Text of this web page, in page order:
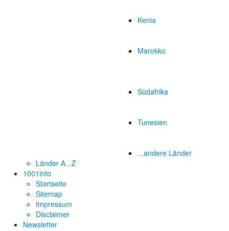
Kenia
Marokko
Südafrika
Tunesien
...andere Länder
Länder A...Z
1001info
Startseite
Sitemap
Impressum
Disclaimer
Newsletter